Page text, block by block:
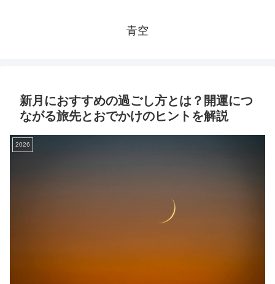
青空
新月におすすめの過ごし方とは？開運につ
ながる旅先とおでかけのヒントを解説
2026